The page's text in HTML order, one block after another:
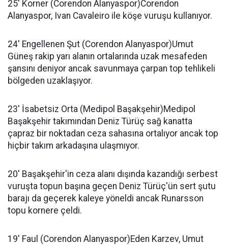
25' Korner (Corendon Alanyaspor)Corendon
Alanyaspor, Ivan Cavaleiro ile köşe vuruşu kullanıyor.
24' Engellenen Şut (Corendon Alanyaspor)Umut
Güneş rakip yarı alanın ortalarında uzak mesafeden
şansını deniyor ancak savunmaya çarpan top tehlikeli
bölgeden uzaklaşıyor.
23' İsabetsiz Orta (Medipol Başakşehir)Medipol
Başakşehir takımından Deniz Türüç sağ kanatta
çapraz bir noktadan ceza sahasına ortalıyor ancak top
hiçbir takım arkadaşına ulaşmıyor.
20' Başakşehir'in ceza alanı dışında kazandığı serbest
vuruşta topun başına geçen Deniz Türüç'ün sert şutu
barajı da geçerek kaleye yöneldi ancak Runarsson
topu kornere çeldi.
19' Faul (Corendon Alanyaspor)Eden Karzev, Umut